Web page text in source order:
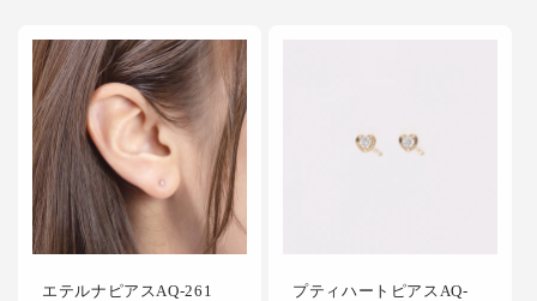
ョ
ン
エテルナピアスAQ-261
プティハートピアスAQ-